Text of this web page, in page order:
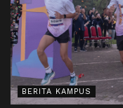
BERITA KAMPUS